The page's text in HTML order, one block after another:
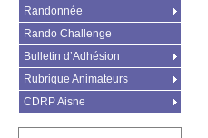
Randonnée
Rando Challenge
Bulletin d’Adhésion
Rubrique Animateurs
CDRP Aisne